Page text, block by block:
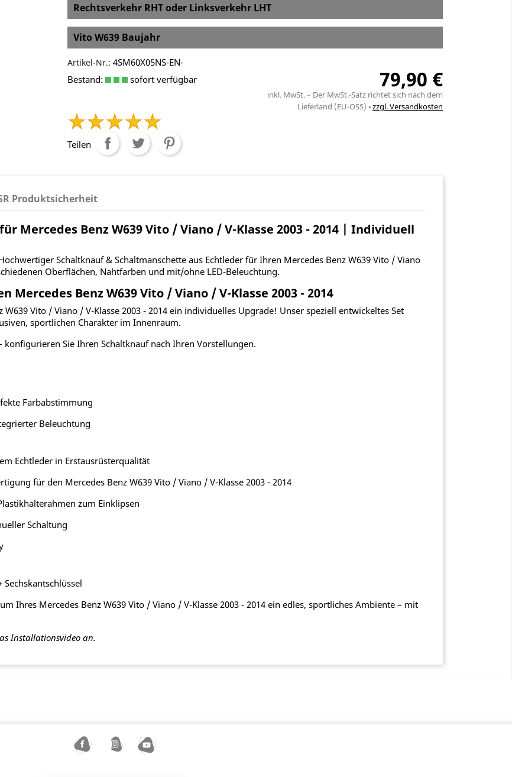
Rechtsverkehr RHT oder Linksverkehr LHT
Vito W639 Baujahr
Artikel-Nr.: 4SM60X05NS-EN-
Bestand:
sofort verfügbar 79,90 €
inkl. MwSt. – Der MwSt.-Satz richtet sich nach dem
Lieferland (EU-OSS)
zzgl. Versandkosten
Teilen
Produktsicherheit
Mercedes Benz W639 Vito / Viano / V-Klasse 2003 - 2014 | Individuell
Schaltknauf & Schaltmanschette aus Echtleder für Ihren Mercedes Benz W639 Vito / Viano
Oberflächen, Nahtfarben und mit/ohne LED-Beleuchtung.
Benz W639 Vito / Viano / V-Klasse 2003 - 2014
Vito / Viano / V-Klasse 2003 - 2014 ein individuelles Upgrade! Unser speziell entwickeltes Set
sportlichen Charakter im Innenraum.
Sie Ihren Schaltknauf nach Ihren Vorstellungen.
Farbabstimmung
Beleuchtung
Echtleder in Erstausrüsterqualität
für den Mercedes Benz W639 Vito / Viano / V-Klasse 2003 - 2014
zum Einklipsen
Schaltung
Ihres Mercedes Benz W639 Vito / Viano / V-Klasse 2003 - 2014 ein edles, sportliches Ambiente – mit
Installationsvideo an.